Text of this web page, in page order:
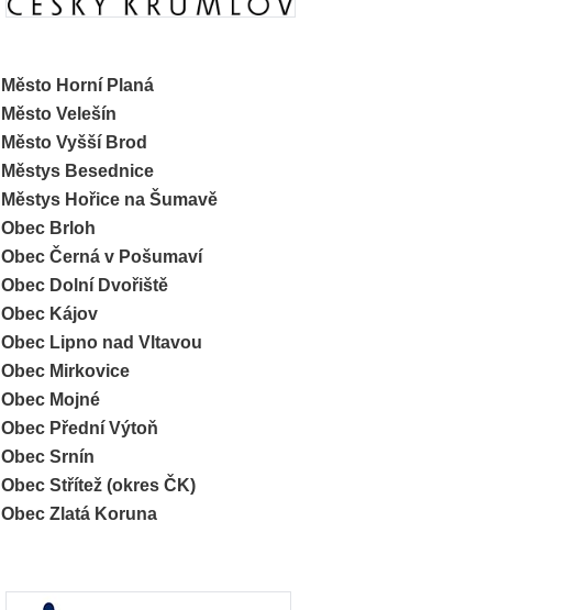
Město Horní Planá
Město Velešín
Město Vyšší Brod
Městys Besednice
Městys Hořice na Šumavě
Obec Brloh
Obec Černá v Pošumaví
Obec Dolní Dvořiště
Obec Kájov
Obec Lipno nad Vltavou
Obec Mirkovice
Obec Mojné
Obec Přední Výtoň
Obec Srnín
Obec Střítež (okres ČK)
Obec Zlatá Koruna